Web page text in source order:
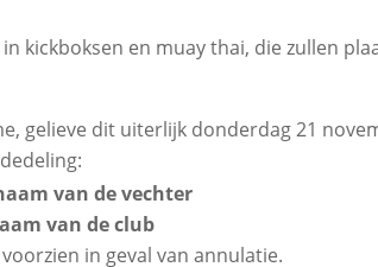
kickboksen en muay thai, die zullen
gelieve dit uiterlijk donderdag 21
van de vechter
van de club
in geval van annulatie.